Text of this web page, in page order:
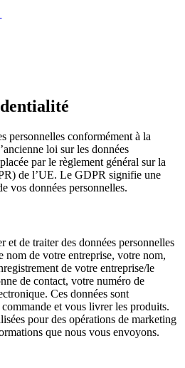
personnelles conformément à la
loi sur les données
par le règlement général sur la
de l’UE. Le GDPR signifie une
vos données personnelles.
et de traiter des données personnelles
nom de votre entreprise, votre nom,
de votre entreprise/le
de contact, votre numéro de
Ces données sont
et vous livrer les produits.
pour des opérations de marketing
que nous vous envoyons.